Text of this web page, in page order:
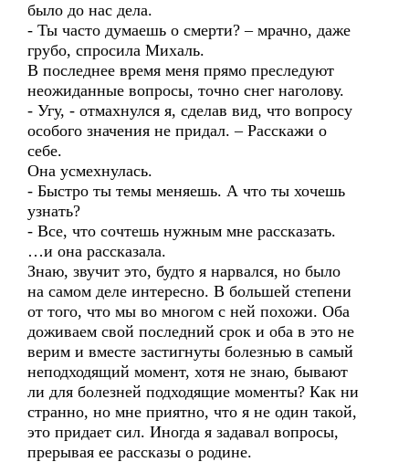
было до нас дела.
- Ты часто думаешь о смерти? – мрачно, даже
грубо, спросила Михаль.
В последнее время меня прямо преследуют
неожиданные вопросы, точно снег наголову.
- Угу, - отмахнулся я, сделав вид, что вопросу
особого значения не придал. – Расскажи о
себе.
Она усмехнулась.
- Быстро ты темы меняешь. А что ты хочешь
узнать?
- Все, что сочтешь нужным мне рассказать.
…и она рассказала.
Знаю, звучит это, будто я нарвался, но было
на самом деле интересно. В большей степени
от того, что мы во многом с ней похожи. Оба
доживаем свой последний срок и оба в это не
верим и вместе застигнуты болезнью в самый
неподходящий момент, хотя не знаю, бывают
ли для болезней подходящие моменты? Как ни
странно, но мне приятно, что я не один такой,
это придает сил. Иногда я задавал вопросы,
прерывая ее рассказы о родине.